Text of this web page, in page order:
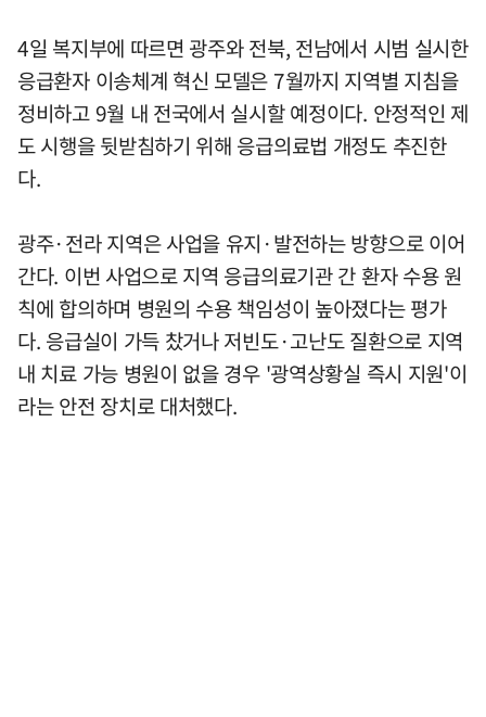
4일 복지부에 따르면 광주와 전북, 전남에서 시범 실시한
응급환자 이송체계 혁신 모델은 7월까지 지역별 지침을
정비하고 9월 내 전국에서 실시할 예정이다. 안정적인 제
도 시행을 뒷받침하기 위해 응급의료법 개정도 추진한
다.
광주·전라 지역은 사업을 유지·발전하는 방향으로 이어
간다. 이번 사업으로 지역 응급의료기관 간 환자 수용 원
칙에 합의하며 병원의 수용 책임성이 높아졌다는 평가
다. 응급실이 가득 찼거나 저빈도·고난도 질환으로 지역
내 치료 가능 병원이 없을 경우 '광역상황실 즉시 지원'이
라는 안전 장치로 대처했다.